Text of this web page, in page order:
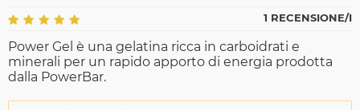
1 RECENSIONE/I
Power Gel è una gelatina ricca in carboidrati e
minerali per un rapido apporto di energia prodotta
dalla PowerBar.